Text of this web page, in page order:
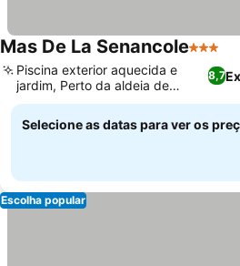
Mas De La Senancole3
8,7
Piscina exterior aquecida e
jardim, Perto da aldeia de
Gordes
Selecione as datas para ver os
Escolha popular